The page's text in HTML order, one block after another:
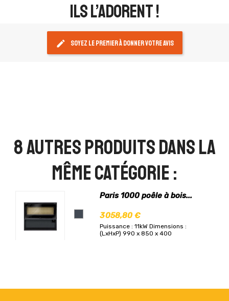
ils l’adorent !
edit Soyez le premier à donner votre avis
8 autres produits dans la
même catégorie :
Paris 1000 poêle à bois...
3 058,80 €
Puissance : 11kW Dimensions :
(LxHxP) 990 x 850 x 400